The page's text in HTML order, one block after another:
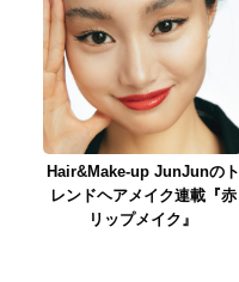
Hair&Make-up JunJunのト
レンドヘアメイク連載『赤
リップメイク』